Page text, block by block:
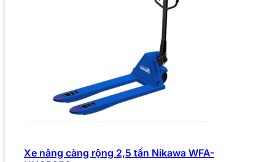
Xe nâng càng rộng 2,5 tấn Nikawa WFA-